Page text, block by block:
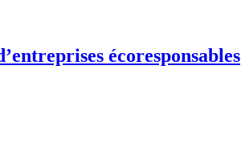
écoresponsables